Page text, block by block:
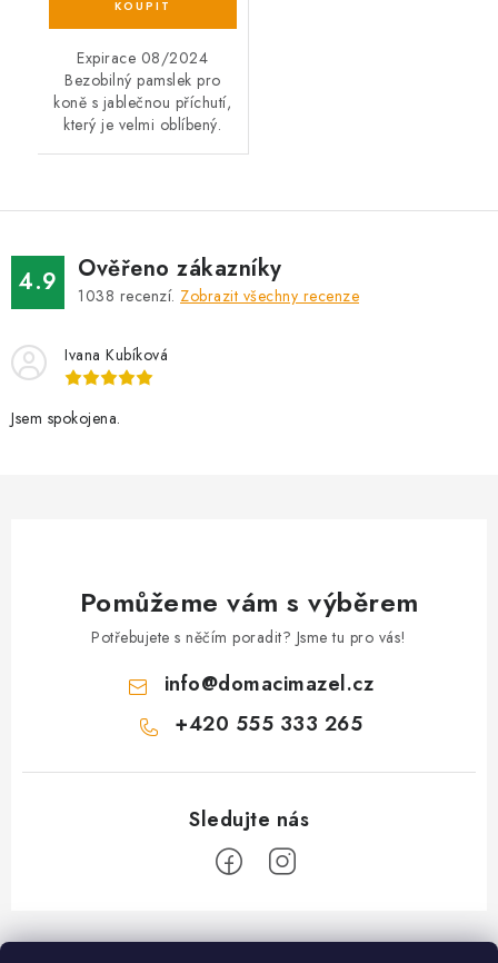
Expirace 08/2024
Bezobilný pamslek pro
koně s jablečnou příchutí,
který je velmi oblíbený.
4.9 Ověřeno zákazníky
1038 recenzí. Zobrazit všechny recenze
Ivana Kubíková
Jsem spokojena.
Pomůžeme vám s výběrem
Potřebujete s něčím poradit? Jsme tu pro vás!
info@domacimazel.cz
+420 555 333 265
Z